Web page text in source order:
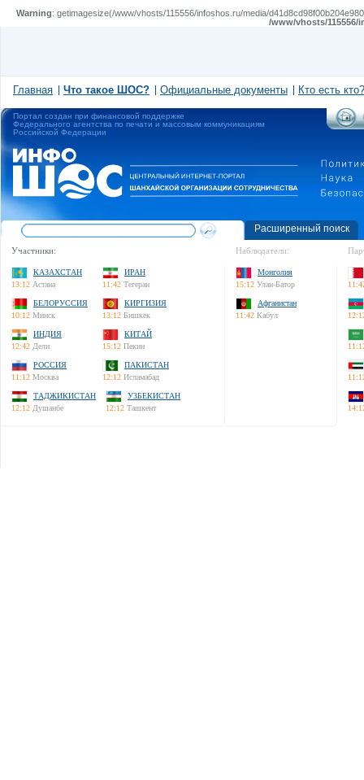
Warning: getimagesize(/www/vhosts/115556/infoshos.ru/media/
/www/vhosts/
Главная Что такое ШОС? Официальные документы Кто есть кто?
Портал создан при финансовой поддержке
Федерального агентства по печати и массовым коммуникациям
Российской Федерации
Расширенный поиск
Участники:
КАЗАХСТАН
13:12 Астана
ИРАН
11:42 Тегеран
БЕЛОРУССИЯ
10:12 Минск
КИРГИЗИЯ
13:12 Бишкек
ИНДИЯ
12:42 Дели
КИТАЙ
15:12 Пекин
РОССИЯ
11:12 Москва
ПАКИСТАН
12:12 Исламабад
ТАДЖИКИСТАН
12:12 Душанбе
УЗБЕКИСТАН
12:12 Ташкент
Наблюдатели:
Монголия
15:12 Улан-Батор
Афганистан
11:42 Кабул